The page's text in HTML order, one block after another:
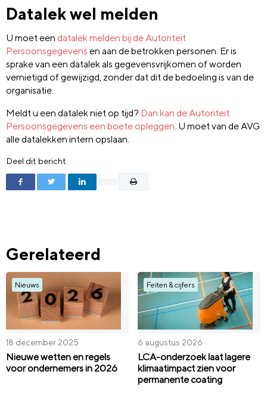
Datalek wel melden
U moet een datalek melden bij de Autoriteit
Persoonsgegevens en aan de betrokken personen. Er is
sprake van een datalek als gegevensvrijkomen of worden
vernietigd of gewijzigd, zonder dat dit de bedoeling is van de
organisatie.
Meldt u een datalek niet op tijd? Dan kan de Autoriteit
Persoonsgegevens een boete opleggen . U moet van de AVG
alle datalekken intern opslaan.
Deel dit bericht
Gerelateerd
Nieuws
18 december 2025
Nieuwe wetten en regels
voor ondernemers in 2026
Feiten & cijfers
6 augustus 2026
LCA-onderzoek laat lagere
klimaatimpact zien voor
permanente coating